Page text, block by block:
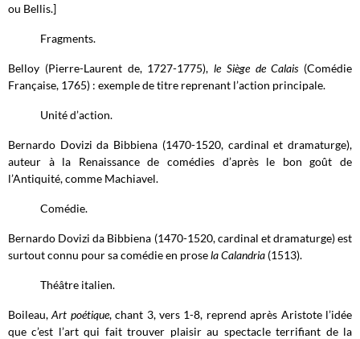
ou Bellis.]
Fragments.
Belloy (Pierre-Laurent de, 1727-1775), le Siège de Calais(Comédie
Française, 1765) : exemple de titre reprenant l’action principale.
Unité d’action.
Bernardo Dovizi da Bibbiena (1470-1520, cardinal et dramaturge),
auteur à la Renaissance de comédies d’après le bon goût de
l’Antiquité, comme Machiavel.
Comédie.
Bernardo Dovizi da Bibbiena (1470-1520, cardinal et dramaturge) est
surtout connu pour sa comédie en prosela Calandria (1513).
Théâtre italien.
Boileau,Art poétique, chant 3, vers 1-8, reprend après Aristote l’idée
que c’est l’art qui fait trouver plaisir au spectacle terrifiant de la